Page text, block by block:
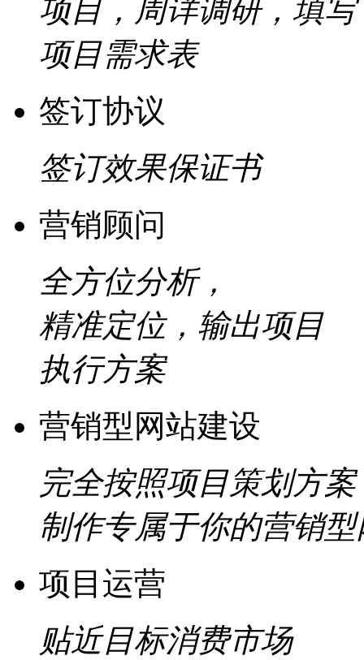
项目，周详调研，填写
项目需求表
签订协议
签订效果保证书
营销顾问
全方位分析，
精准定位，输出项目
执行方案
营销型网站建设
完全按照项目策划方案
制作专属于你的营销
项目运营
贴近目标消费市场